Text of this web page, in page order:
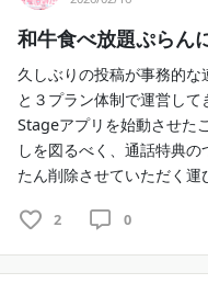
和牛食べ放題ぷらん
久しぶりの投稿が事務的
と３プラン体制で運営し
Stageアプリを始動させた
しを図るべく、通話特典
たん削除させていただく
2 0